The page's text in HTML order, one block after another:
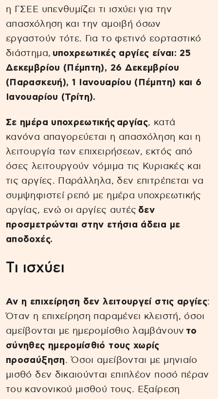
η ΓΣΕΕ υπενθυμίζει τι ισχύει για την
απασχόληση και την αμοιβή όσων
εργαστούν τότε. Για το φετινό εορταστικό
διάστημα, υποχρεωτικές αργίες είναι: 25
Δεκεμβρίου (Πέμπτη), 26 Δεκεμβρίου
(Παρασκευή), 1 Ιανουαρίου (Πέμπτη) και 6
Ιανουαρίου (Τρίτη).
Σε ημέρα υποχρεωτικής αργίας, κατά
κανόνα απαγορεύεται η απασχόληση και η
λειτουργία των επιχειρήσεων, εκτός από
όσες λειτουργούν νόμιμα τις Κυριακές και
τις αργίες. Παράλληλα, δεν επιτρέπεται να
συμψηφιστεί ρεπό με ημέρα υποχρεωτικής
αργίας, ενώ οι αργίες αυτές δεν
προσμετρώνται στην ετήσια άδεια με
αποδοχές.
Tι ισχύει
Αν η επιχείρηση δεν λειτουργεί στις αργίες:
Όταν η επιχείρηση παραμένει κλειστή, όσοι
αμείβονται με ημερομίσθιο λαμβάνουν το
σύνηθες ημερομίσθιό τους χωρίς
προσαύξηση. Όσοι αμείβονται με μηνιαίο
μισθό δεν δικαιούνται επιπλέον ποσό πέραν
του κανονικού μισθού τους. Εξαίρεση